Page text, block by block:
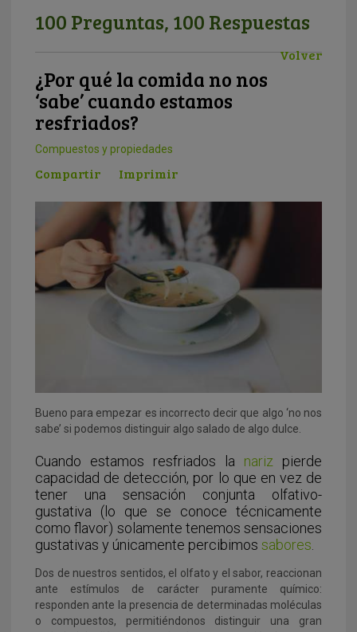
100 Preguntas, 100 Respuestas
Volver
¿Por qué la comida no nos
‘sabe’ cuando estamos
resfriados?
Compuestos y propiedades
Compartir Imprimir
Bueno para empezar es incorrecto decir que algo ‘no nos
sabe’ si podemos distinguir algo salado de algo dulce.
Cuando estamos resfriados la nariz pierde
capacidad de detección, por lo que en vez de
tener una sensación conjunta olfativo-
gustativa (lo que se conoce técnicamente
como flavor) solamente tenemos sensaciones
gustativas y únicamente percibimos sabores
Dos de nuestros sentidos, el olfato y el sabor, reaccionan
ante estímulos de carácter puramente químico:
responden ante la presencia de determinadas moléculas
o compuestos, permitiéndonos distinguir una gran